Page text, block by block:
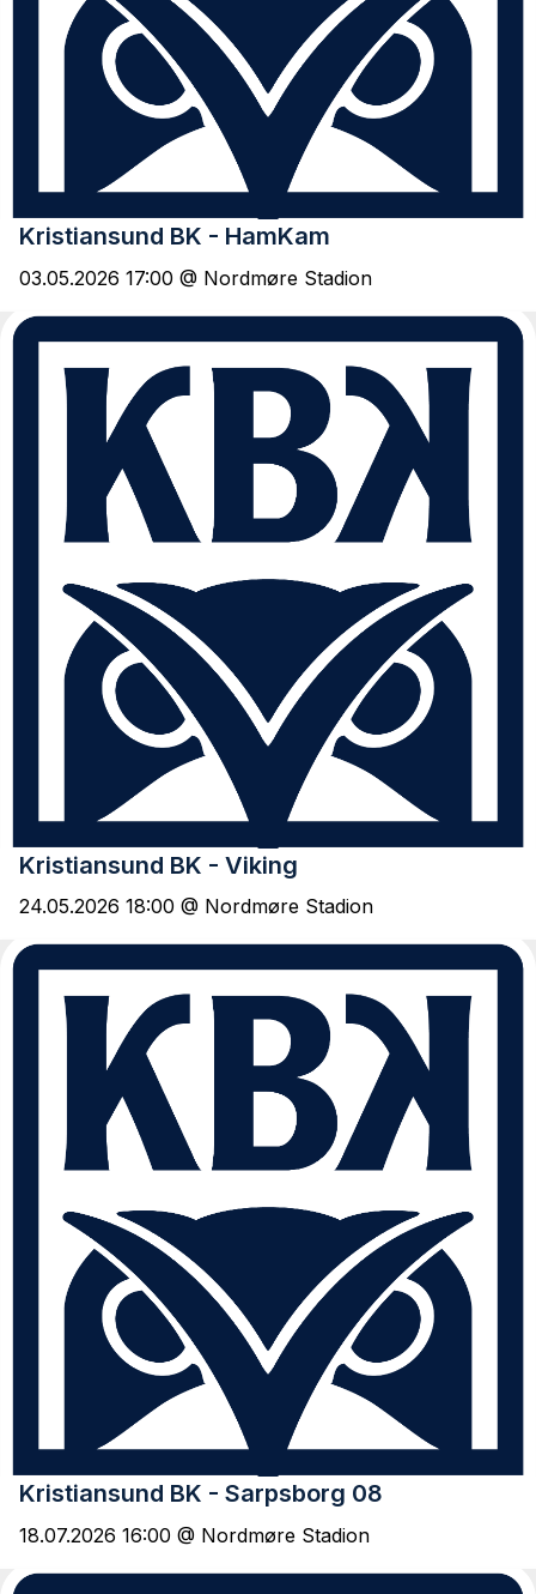
Kristiansund BK - HamKam
03.05.2026 17:00 @ Nordmøre Stadion
Kristiansund BK - Viking
24.05.2026 18:00 @ Nordmøre Stadion
Kristiansund BK - Sarpsborg 08
18.07.2026 16:00 @ Nordmøre Stadion